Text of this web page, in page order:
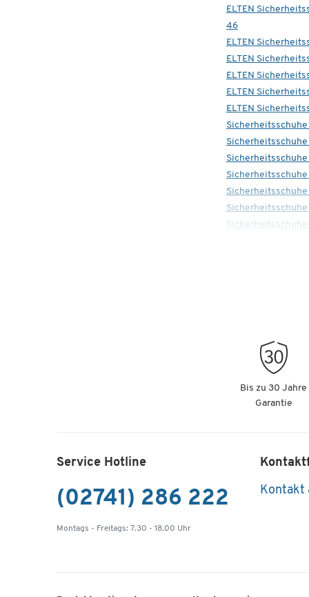
ELTEN
46
ELTEN
ELTEN
ELTEN
ELTEN
ELTEN
Sicherheitsschuhe
Sicherheitsschuhe
Sicherheitsschuhe
Sicherheitsschuhe
Sicherheitsschuhe
Sicherheitsschuhe
Bis zu 30 Jahre
Garantie
Service Hotline
(02741) 286 222
Montags - Freitags: 7.30 - 18.00 Uhr
Kontakt